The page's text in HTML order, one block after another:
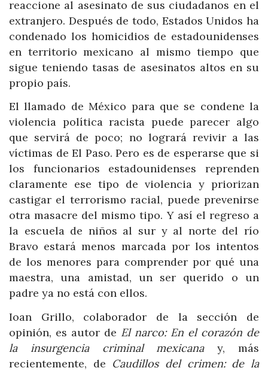
reaccione al asesinato de sus ciudadanos en el
extranjero. Después de todo, Estados Unidos ha
condenado los homicidios de estadounidenses
en territorio mexicano al mismo tiempo que
sigue teniendo tasas de asesinatos altos en su
propio país.
El llamado de México para que se condene la
violencia política racista puede parecer algo
que servirá de poco; no logrará revivir a las
víctimas de El Paso. Pero es de esperarse que si
los funcionarios estadounidenses reprenden
claramente ese tipo de violencia y priorizan
castigar el terrorismo racial, puede prevenirse
otra masacre del mismo tipo. Y así el regreso a
la escuela de niños al sur y al norte del río
Bravo estará menos marcada por los intentos
de los menores para comprender por qué una
maestra, una amistad, un ser querido o un
padre ya no está con ellos.
Ioan Grillo, colaborador de la sección de
opinión, es autor de El narco: En el corazón de
la insurgencia criminal mexicanay, más
recientemente, de Caudillos del crimen: de la